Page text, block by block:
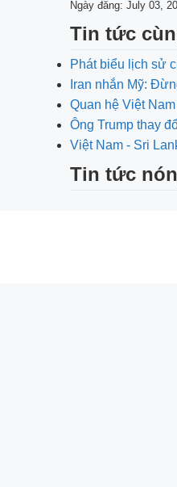
Ngày đăng: July 03,
Tin tức
Phát biểu lịch sử
Iran nhắn Mỹ:
Quan hệ Việt
Ông Trump thay
Việt Nam - Sri
Tin tức